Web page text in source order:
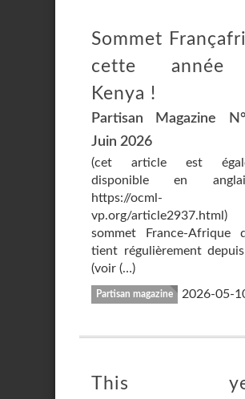
Sommet
cette année
Kenya !
Partisan Magazine
Juin 2026
(cet article est
disponible en
https://ocml-
vp.org/
sommet France-Afrique
tient régulièrement
(voir (…)
Partisan magazine 2026-05-
This